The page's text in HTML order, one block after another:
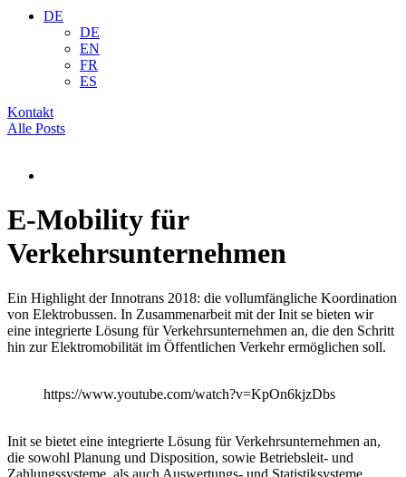
DE
DE
EN
FR
ES
Kontakt
Alle Posts
E-Mobility für
Verkehrsunternehmen
Ein Highlight der Innotrans 2018: die vollumfängliche Koordination
von Elektrobussen. In Zusammenarbeit mit der Init se bieten wir
eine integrierte Lösung für Verkehrsunternehmen an, die den Schritt
hin zur Elektromobilität im Öffentlichen Verkehr ermöglichen soll.
https://www.youtube.com/watch?v=KpOn6kjzDbs
Init se bietet eine integrierte Lösung für Verkehrsunternehmen an,
die sowohl Planung und Disposition, sowie Betriebsleit- und
Zahlungssysteme, als auch Auswertungs- und Statistiksysteme